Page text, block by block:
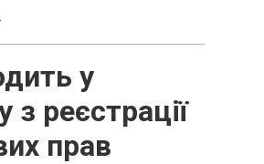
у
з реєстрації
прав